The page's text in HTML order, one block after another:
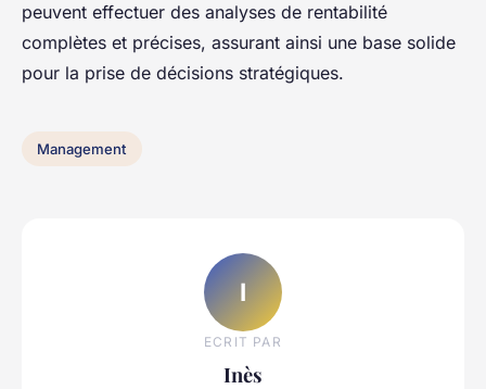
peuvent effectuer des analyses de rentabilité
complètes et précises, assurant ainsi une base solide
pour la prise de décisions stratégiques.
Management
I
ECRIT PAR
Inès